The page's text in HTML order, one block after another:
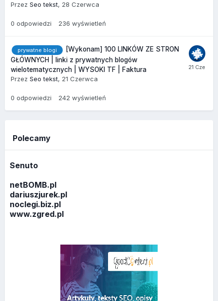
Przez Seo tekst, 28 Czerwca
0 odpowiedzi 236 wyświetleń
prywatne blogi
[Wykonam] 100 LINKÓW ZE STRON
GŁÓWNYCH | linki z prywatnych blogów
wielotematycznych | WYSOKI TF | Faktura
Przez Seo tekst, 21 Czerwca
0 odpowiedzi 242 wyświetleń
Polecamy
Senuto
netBOMB.pl
dariuszjurek.pl
noclegi.biz.pl
www.zgred.pl